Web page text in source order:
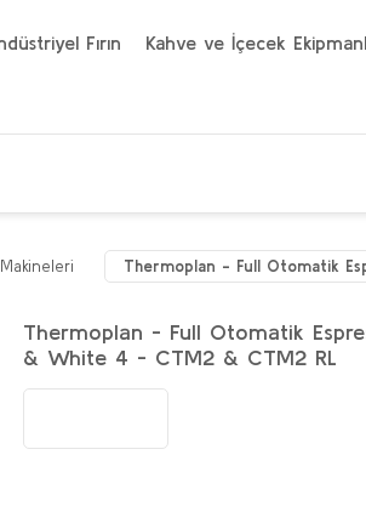
Fırın Kahve ve İçecek
Thermoplan - Full Otomatik
Thermoplan - Full Otomatik
& White 4 - CTM2 & CTM2 RL